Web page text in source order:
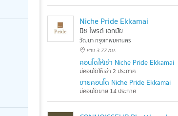
Niche Pride Ekkamai
นิช ไพรด์ เอกมัย
วัฒนา กรุงเทพมหานคร
ห่าง 3.77 กม.
คอนโดให้เช่า Niche Pride Ekkamai
มีคอนโดให้เช่า 2 ประกาศ
ขายคอนโด Niche Pride Ekkamai
มีคอนโดขาย 14 ประกาศ